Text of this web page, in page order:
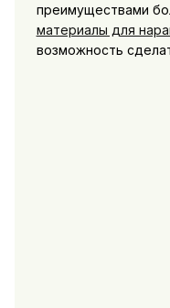
преимуществами
материалы для
возможность